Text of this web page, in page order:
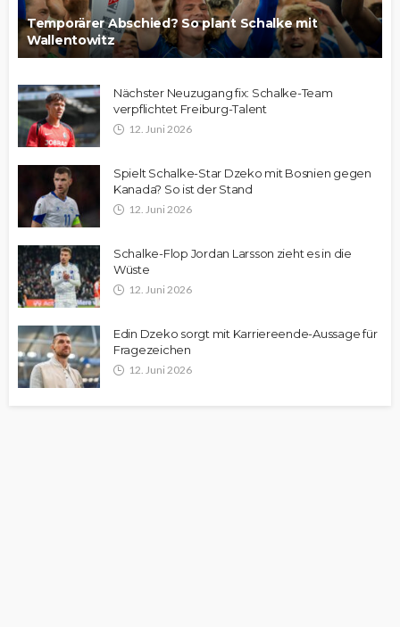
Temporärer Abschied? So plant Schalke mit
Wallentowitz
Nächster Neuzugang fix: Schalke-Team
verpflichtet Freiburg-Talent
12. Juni 2026
Spielt Schalke-Star Dzeko mit Bosnien gegen
Kanada? So ist der Stand
12. Juni 2026
Schalke-Flop Jordan Larsson zieht es in die
Wüste
12. Juni 2026
Edin Dzeko sorgt mit Karriereende-Aussage für
Fragezeichen
12. Juni 2026